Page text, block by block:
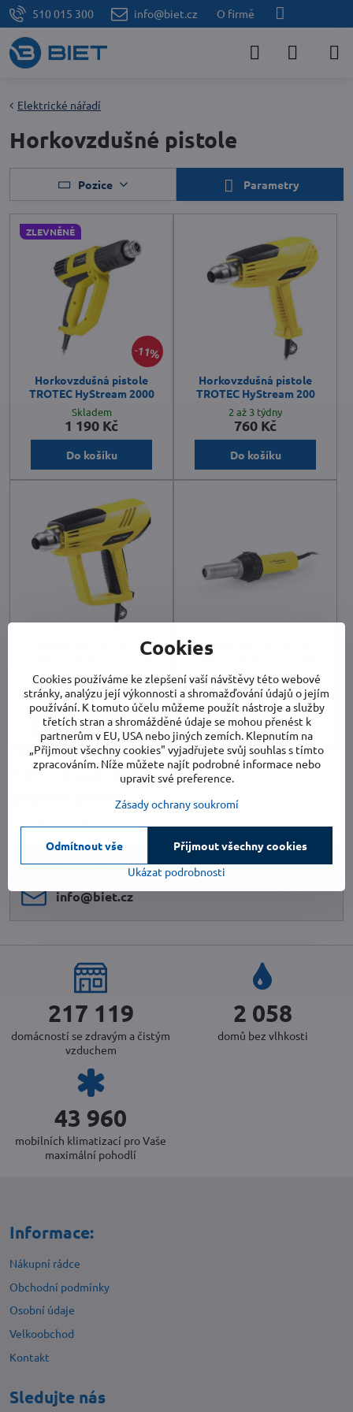
510 015 300 info@biet.cz O firmě
Elektrické nářadí
Horkovzdušné pistole
Pozice Parametry
11%
ZLEVNĚNÉ
Horkovzdušná pistole
TROTEC HyStream 2000
Skladem
1 190 Kč
Do košíku
Horkovzdušná pistole
TROTEC HyStream 200
2 až 3 týdny
760 Kč
Do košíku
Horkovzdušná pistole
TROTEC HyStream 2100
2 až 3 týdny
1 775 Kč
Do košíku
Horkovzdušná pistole
TROTEC HyStream 3400
Vyprodáno
14 026 Kč
Zobrazit
Potřebujete poradit s
objednávkou?
510 015 300
info​@biet​.cz
231 889
domácností se zdravým a čistým
vzduchem
2 198
domů bez vlhkosti
46 786
mobilních klimatizací pro Vaše
maximální pohodlí
Informace:
Nákupní rádce
Obchodní podmínky
Osobní údaje
Velkoobchod
Kontakt
Sledujte nás
Cookies
Cookies používáme ke zlepšení vaší návštěvy této webové
stránky, analýzu její výkonnosti a shromažďování údajů o jejím
používání. K tomuto účelu můžeme použít nástroje a služby
třetích stran a shromážděné údaje se mohou přenést k
partnerům v EU, USA nebo jiných zemích. Klepnutím na
„Přijmout všechny cookies" vyjadřujete svůj souhlas s tímto
zpracováním. Níže můžete najít podrobné informace nebo
upravit své preference.
Zásady ochrany soukromí
Ukázat podrobnosti
Přijmout všechny cookies
Odmítnout vše